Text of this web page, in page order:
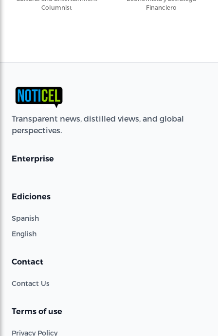
Columnist
Financiero
Transparent news, distilled views, and global
perspectives.
Enterprise
Ediciones
Spanish
English
Contact
Contact Us
Terms of use
Privacy Policy